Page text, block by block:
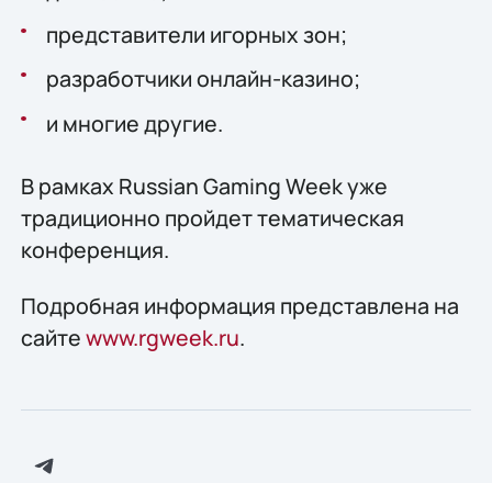
представители игорных зон;
разработчики онлайн-казино;
и многие другие.
В рамках Russian Gaming Week уже
традиционно пройдет тематическая
конференция.
Подробная информация представлена на
сайтеwww.rgweek.ru.